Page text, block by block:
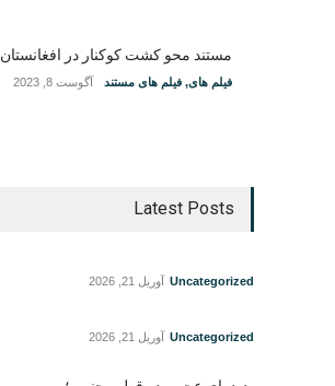
مستند محو کشت کوکنار در افغانستان
فیلم های, فیلم های مستند آگوست 8, 2023
Latest Posts
Uncategorized آوریل 21, 2026
Uncategorized آوریل 21, 2026